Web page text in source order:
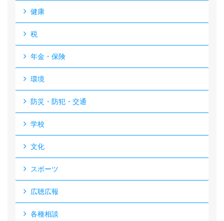
健康
税
年金・保険
環境
防災・防犯・交通
学校
文化
スポーツ
広聴広報
各種相談